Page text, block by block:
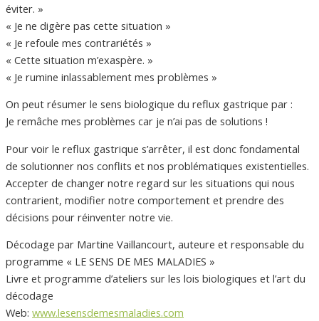
éviter. »
« Je ne digère pas cette situation »
« Je refoule mes contrariétés »
« Cette situation m’exaspère. »
« Je rumine inlassablement mes problèmes »
On peut résumer le sens biologique du reflux gastrique par :
Je remâche mes problèmes car je n’ai pas de solutions !
Pour voir le reflux gastrique s’arrêter, il est donc fondamental
de solutionner nos conflits et nos problématiques existentielles.
Accepter de changer notre regard sur les situations qui nous
contrarient, modifier notre comportement et prendre des
décisions pour réinventer notre vie.
Décodage par Martine Vaillancourt, auteure et responsable du
programme « LE SENS DE MES MALADIES »
Livre et programme d’ateliers sur les lois biologiques et l’art du
décodage
Web: www.lesensdemesmaladies.com